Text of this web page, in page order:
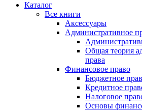
Каталог
Все книги
Аксессуары
Административное
Общая теория
права
Финансовое право
Бюджетное
Кредитное
Налоговое
Основы